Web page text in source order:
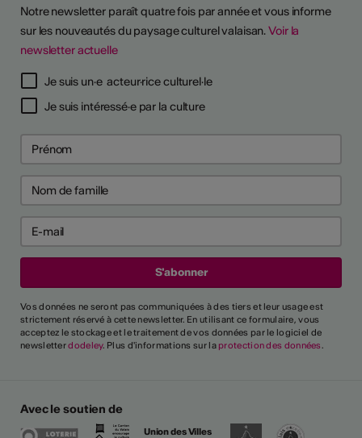
Notre newsletter paraît quatre fois par année et vous informe
sur les nouveautés du paysage culturel valaisan.Voir la
newsletter actuelle
Je suis un·e acteur·rice culturel·le
Je suis intéressé·e par la culture
Vos données ne seront pas communiquées à des tiers et leur usage est
strictement réservé à cette newsletter. En utilisant ce formulaire, vous
acceptez le stockage et le traitement de vos données par le logiciel de
newsletterdodeley. Plus d'informations sur la protection des données.
Avec le soutien de
Union des Villes